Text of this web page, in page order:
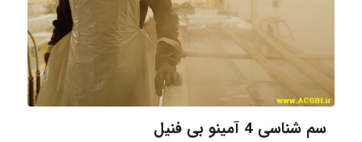
سم شناسی 4 آمینو بی فنیل